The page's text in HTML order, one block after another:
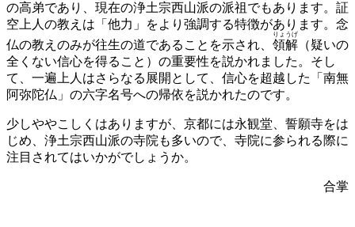
の高弟であり、現在の浄土宗西山派の派祖でもあります。証
空上人の教えは「他力」をより強調する特徴があります。念
仏の教えのみが往生の道であることを示され、 領解
りょうげ
（疑いの
全くない信心を得ること）の重要性を説かれました。そし
て、一遍上人はさらなる展開として、信心を超越した「南無
阿弥陀仏」の六字名号への帰依を説かれたのです。
少しややこしくはありますが、京都には永観堂、誓願寺をは
じめ、浄土宗西山派の寺院も多いので、寺院に参られる際に
注目されてはいかがでしょうか。
合掌